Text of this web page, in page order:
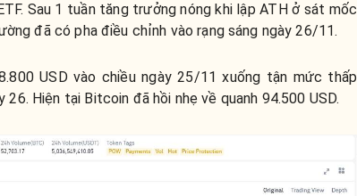
Sau 1 tuần tăng trưởng nóng khi lập ATH ở sát mốc
đã có pha điều chỉnh vào rạng sáng ngày 26/11.
USD vào chiều ngày 25/11 xuống tận mức thấp
Hiện tại Bitcoin đã hồi nhẹ về quanh 94.500 USD.